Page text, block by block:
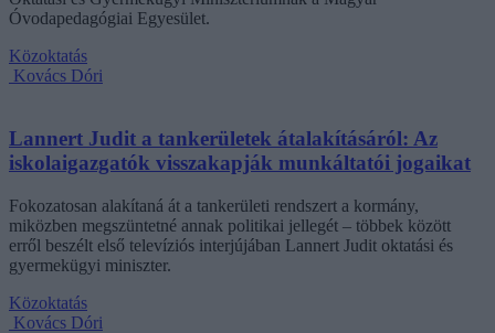
Óvodapedagógiai Egyesület.
Közoktatás
Kovács Dóri
Lannert Judit a tankerületek átalakításáról: Az
iskolaigazgatók visszakapják munkáltatói jogaikat
Fokozatosan alakítaná át a tankerületi rendszert a kormány,
miközben megszüntetné annak politikai jellegét – többek között
erről beszélt első televíziós interjújában Lannert Judit oktatási és
gyermekügyi miniszter.
Közoktatás
Kovács Dóri